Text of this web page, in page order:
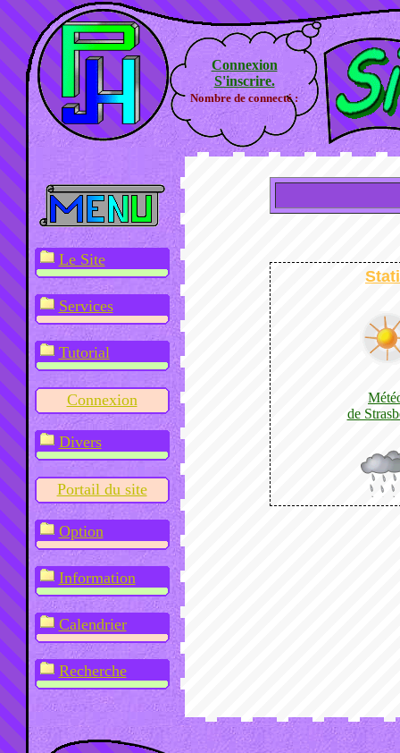
Connexion
S'inscrire.
Nombre de connecté :
Le Site
Services
Tutorial
Connexion
Divers
Portail du site
Option
Information
Calendrier
Recherche
de